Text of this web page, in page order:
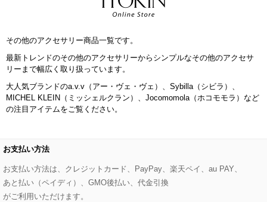
MK MICHEL KLEIN BAG
HIROKO KOSHINO
re:edition project 165
HIROKO BIS
HIROKO BIS GRANDE
セットアップワンピース
その他のジャケット・スーツ
ノーカラーコート
ライダースジャケット
デニムジャケット
その他のコート・ブルゾン
財布・名刺入れ・ケース
ハンカチ・バンダナ
手袋
ネクタイ
ポーチ
ブローチ・コサージュ
その他のアクセサリー
クラッチバッグ
バックパック・リュック
ボディバッグ・メッセンジャーバッグ
ビジネスバッグ
その他のバッグ
ブーツ・ブーティー
フラットシューズ
ローファー
サンダル・ミュール
その他のシューズ
オーキッド・胡蝶蘭
カサブランカ・カラー
ラナンキュラス
グリーン
その他のアートフラワー
その他のアクセサリー商品一覧です。
最新トレンドのその他のアクセサリーからシンプルなその他のアクセサ
リーまで幅広く取り扱っています。
大人気ブランドのa.v.v（アー・ヴェ・ヴェ）、Sybilla（シビラ）、
MICHEL KLEIN（ミッシェルクラン）、Jocomomola（ホコモモラ）など
の注目アイテムをご覧ください。
お支払い方法
お支払い方法は、クレジットカード、PayPay、楽天ペイ、au PAY、
あと払い（ペイディ）、GMO後払い、代金引換
がご利用いただけます。